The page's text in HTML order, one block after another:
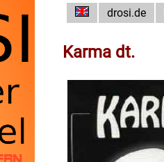
drosi.de
Karma dt.